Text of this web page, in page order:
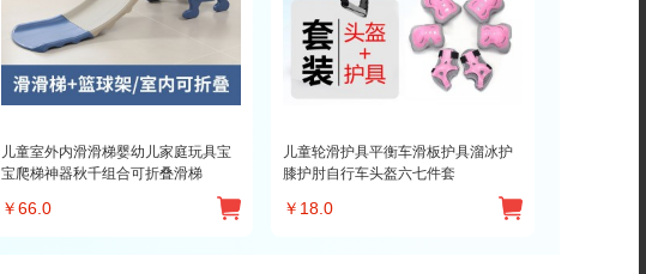
儿童室外内滑滑梯婴幼儿家庭玩具宝
宝爬梯神器秋千组合可折叠滑梯
￥66.0
儿童轮滑护具平衡车滑板护具溜冰护
膝护肘自行车头盔六七件套
￥ 18.0